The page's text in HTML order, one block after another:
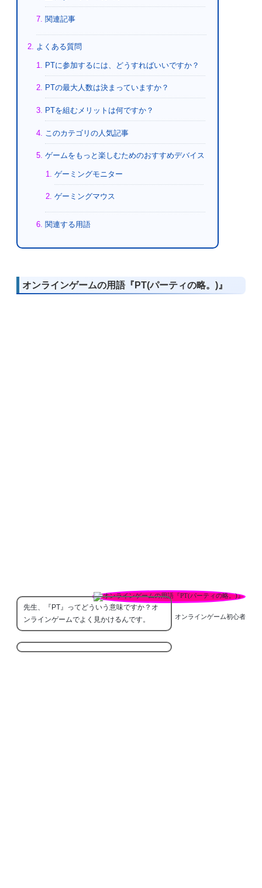
関連記事
よくある質問
PTに参加するには、どうすればいいですか？
PTの最大人数は決まっていますか？
PTを組むメリットは何ですか？
このカテゴリの人気記事
ゲームをもっと楽しむためのおすすめデバイス
ゲーミングモニター
ゲーミングマウス
関連する用語
オンラインゲームの用語『PT(パーティの略。)』
オンラインゲーム初心者
先生、『PT』ってどういう意味ですか？オ
ンラインゲームでよく見かけるんです。